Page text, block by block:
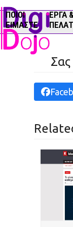
Skip
to
content
ΠΟΙΟΊ
ΕΊΜΑΣΤΕ
ΈΡΓΑ &